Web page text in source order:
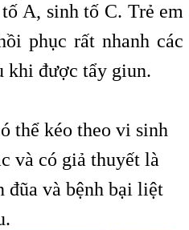
A, sinh tố C. Trẻ em
phục rất nhanh các
khi được tẩy giun.
thể kéo theo vi sinh
và có giả thuyết là
đũa và bệnh bại liệt